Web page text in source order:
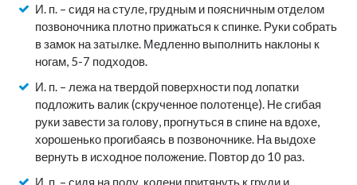
И. п. – сидя на стуле, грудным и поясничным отделом
позвоночника плотно прижаться к спинке. Руки собрать
в замок на затылке. Медленно выполнить наклоны к
ногам, 5-7 подходов.
И. п. – лежа на твердой поверхности под лопатки
подложить валик (скрученное полотенце). Не сгибая
руки завести за голову, прогнуться в спине на вдохе,
хорошенько прогибаясь в позвоночнике. На выдохе
вернуть в исходное положение. Повтор до 10 раз.
И. п. – сидя на полу, колени притянуть к груди и